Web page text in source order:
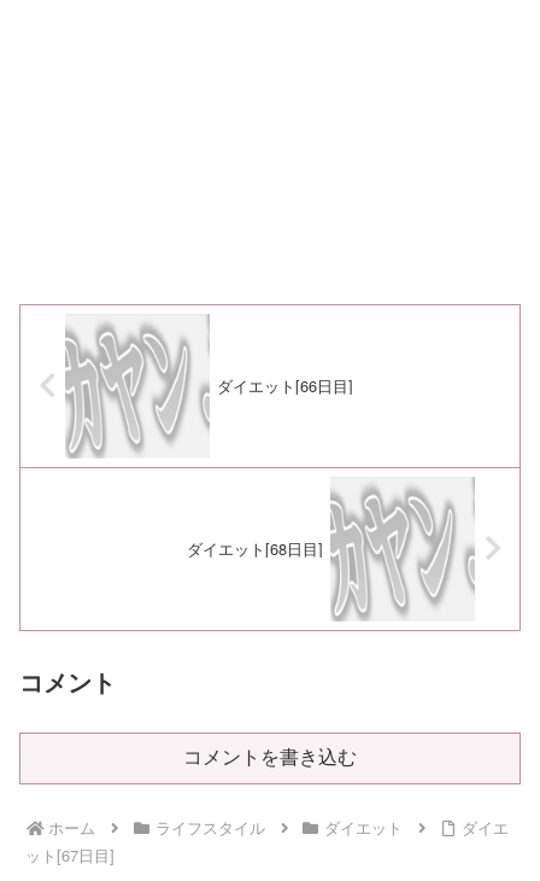
ダイエット[66日目]
ダイエット[68日目]
コメント
コメントを書き込む
ホーム ライフスタイル ダイエット
ダイエ
ット[67日目]